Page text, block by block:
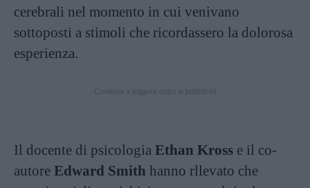
cerebrali nel momento in cui venivano
sottoposti a stimoli che ricordassero la dolorosa
esperienza.
Il docente di psicologia Ethan Kross e il co-
autore Edward Smith hanno rllevato che